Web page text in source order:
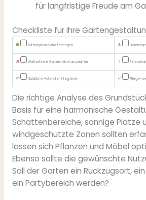
für langfristige Freude am
Checkliste für Ihre
Nutzungsbereiche festlegen
Wetterfeste Gartenmöbel anschaffen
Natürliche Materialien integrieren Pflege-
Die richtige Analyse des
Basis für eine harmonische
Schattenbereiche, sonnige Plätze
windgeschützte Zonen sollten
lassen sich Pflanzen und Möbel
Ebenso sollte die gewünschte
Soll der Garten ein Rückzugsort,
ein Partybereich werden?